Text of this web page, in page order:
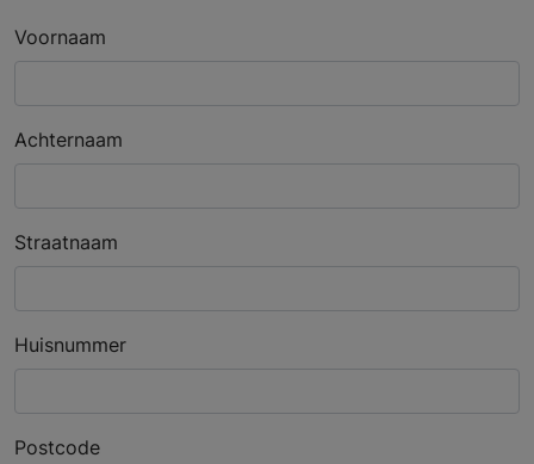
Voornaam
Achternaam
Straatnaam
Huisnummer
Postcode